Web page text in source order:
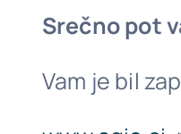
Srečno pot
Vam je bil